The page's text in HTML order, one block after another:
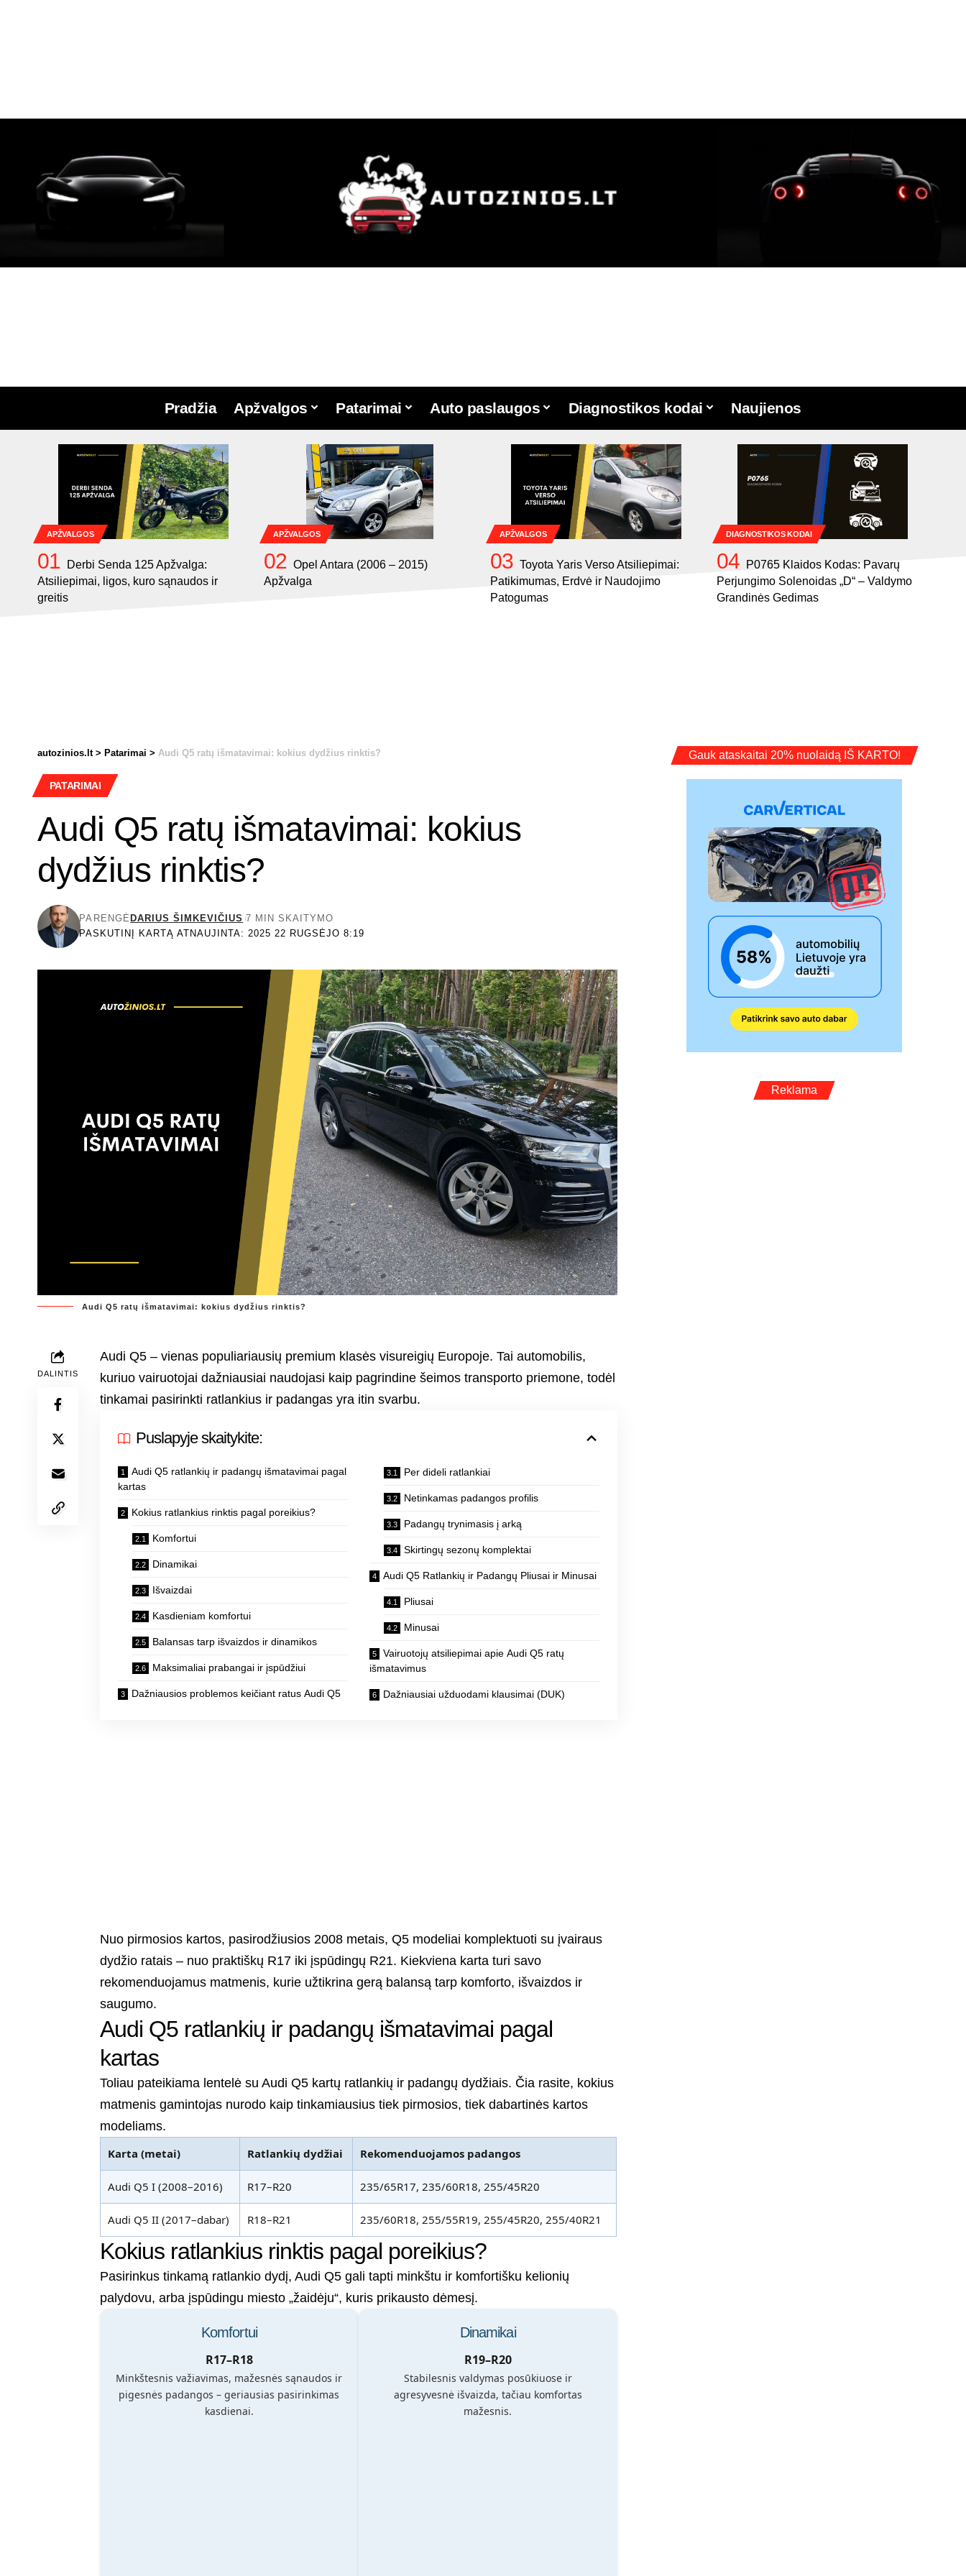
Pradžia Apžvalgos Patarimai Auto paslaugos Diagnostikos kodai Naujienos
APŽVALGOS
Derbi Senda 125 Apžvalga:
Atsiliepimai, ligos, kuro sąnaudos ir
greitis
APŽVALGOS
Opel Antara (2006 – 2015)
Apžvalga
APŽVALGOS
Toyota Yaris Verso Atsiliepimai:
Patikimumas, Erdvė ir Naudojimo
Patogumas
DIAGNOSTIKOS KODAI
P0765 Klaidos Kodas: Pavarų
Perjungimo Solenoidas „D“ – Valdymo
Grandinės Gedimas
autozinios.lt> Patarimai > Audi Q5 ratų išmatavimai: kokius dydžius rinktis?
PATARIMAI
Audi Q5 ratų išmatavimai: kokius
dydžius rinktis?
PASKUTINĮ KARTĄ ATNAUJINTA: 2025 22 RUGSĖJO 8:19
PARENGĖ DARIUS ŠIMKEVIČIUS 7 MIN SKAITYMO
Audi Q5 ratų išmatavimai: kokius dydžius rinktis?
DALINTIS
Audi Q5 – vienas populiariausių premium klasės visureigių Europoje. Tai automobilis,
kuriuo vairuotojai dažniausiai naudojasi kaip pagrindine šeimos transporto priemone, todėl
tinkamai pasirinkti ratlankius ir padangas yra itin svarbu.
Puslapyje skaitykite:
Audi Q5 ratlankių ir padangų išmatavimai pagal
kartas
Kokius ratlankius rinktis pagal poreikius?
Komfortui
Dinamikai
Išvaizdai
Kasdieniam komfortui
Balansas tarp išvaizdos ir dinamikos
Maksimaliai prabangai ir įspūdžiui
Dažniausios problemos keičiant ratus Audi Q5
Per dideli ratlankiai
Netinkamas padangos profilis
Padangų trynimasis į arką
Skirtingų sezonų komplektai
Audi Q5 Ratlankių ir Padangų Pliusai ir Minusai
Pliusai
Minusai
Vairuotojų atsiliepimai apie Audi Q5 ratų
išmatavimus
Dažniausiai užduodami klausimai (DUK)
Nuo pirmosios kartos, pasirodžiusios 2008 metais, Q5 modeliai komplektuoti su įvairaus
dydžio ratais – nuo praktiškų R17 iki įspūdingų R21. Kiekviena karta turi savo
rekomenduojamus matmenis, kurie užtikrina gerą balansą tarp komforto, išvaizdos ir
saugumo.
Audi Q5 ratlankių ir padangų išmatavimai pagal
kartas
Toliau pateikiama lentelė su Audi Q5 kartų ratlankių ir padangų dydžiais. Čia rasite, kokius
matmenis gamintojas nurodo kaip tinkamiausius tiek pirmosios, tiek dabartinės kartos
modeliams.
Karta (metai)
Ratlankių dydžiai Rekomenduojamos padangos
Audi Q5 I (2008–2016) R17–R20 235/65R17, 235/60R18, 255/45R20
Audi Q5 II (2017–dabar) R18–R21 235/60R18, 255/55R19, 255/45R20, 255/40R21
Kokius ratlankius rinktis pagal poreikius?
Pasirinkus tinkamą ratlankio dydį, Audi Q5 gali tapti minkštu ir komfortišku kelionių
palydovu, arba įspūdingu miesto „žaidėju“, kuris prikausto dėmesį.
Komfortui
R17–R18
Minkštesnis važiavimas, mažesnės sąnaudos ir
pigesnės padangos – geriausias pasirinkimas
kasdienai.
Dinamikai
R19–R20
Stabilesnis valdymas posūkiuose ir
agresyvesnė išvaizda, tačiau komfortas
mažesnis.
Gauk ataskaitai 20% nuolaidą IŠ KARTO!
Reklama